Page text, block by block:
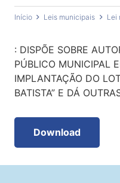
Início Leis municipais Lei
: DISPÕE SOBRE
PÚBLICO MUNICIPAL
IMPLANTAÇÃO DO
BATISTA” E DÁ
Download